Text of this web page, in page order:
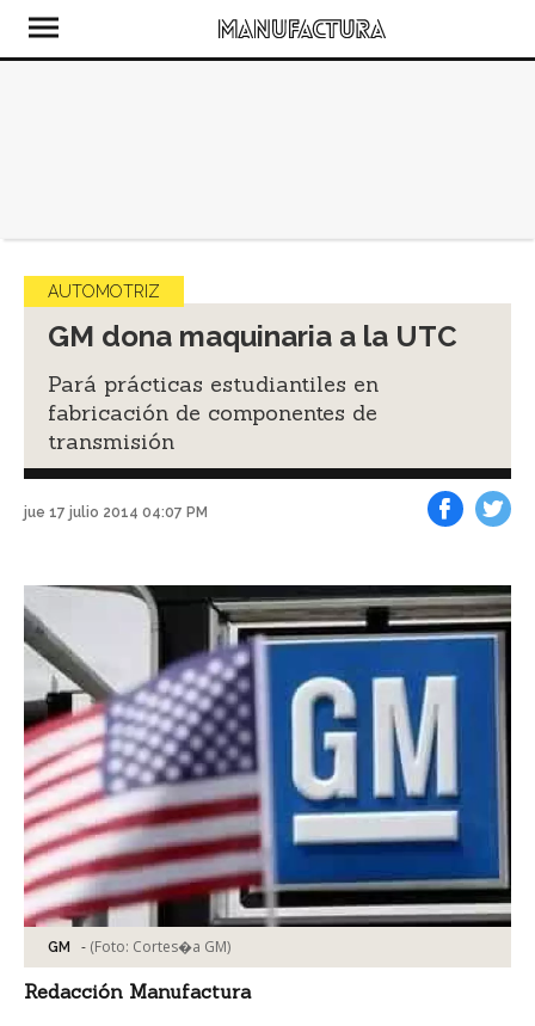
AUTOMOTRIZ
GM dona maquinaria a la UTC
Pará prácticas estudiantiles en
fabricación de componentes de
transmisión
jue 17 julio 2014 04:07 PM
GM - (Foto: Cortes�a GM)
Redacción Manufactura